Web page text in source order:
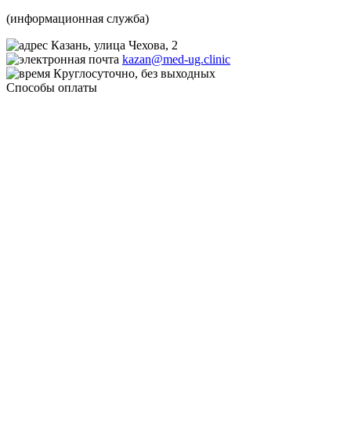
(информационная служба)
Казань, улица Чехова, 2
kazan@med-ug.clinic
Круглосуточно, без выходных
Способы оплаты